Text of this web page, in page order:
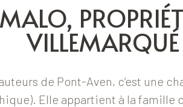
VILLEMARQUÉ
de Pont-Aven, c’est une
Elle appartient à la famille